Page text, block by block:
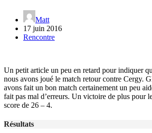
Matt
17 juin 2016
Rencontre
Un petit article un peu en retard pour indiquer
nous avons joué le match retour contre Cergy.
avons fait un bon match certainement un peu
fait pas mal d’erreurs. Un victoire de plus pour
score de 26 – 4.
Résultats